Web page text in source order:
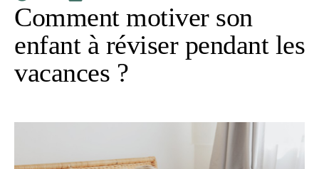
Comment motiver son
enfant à réviser pendant les
vacances ?